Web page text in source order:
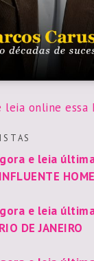
leia online essa
T A S
e leia
e leia
DE JANEIRO